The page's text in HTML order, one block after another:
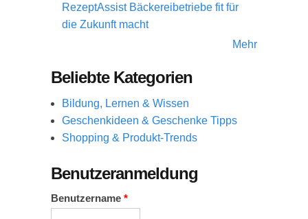
RezeptAssist Bäckereibetriebe fit für
die Zukunft macht
Mehr
Beliebte Kategorien
Bildung, Lernen & Wissen
Geschenkideen & Geschenke Tipps
Shopping & Produkt-Trends
Benutzeranmeldung
Benutzername *